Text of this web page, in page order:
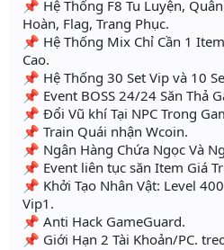
📌 Hệ Thống F8 Tu Luyện,
Hoàn, Flag, Trang Phục.
📌 Hệ Thống Mix Chỉ Cần 1
Cao.
📌 Hệ Thống 30 Set Vip và 10
📌 Event BOSS 24/24 Săn Thả
📌 Đổi Vũ khí Tại NPC Trong
📌 Train Quái nhận Wcoin.
📌 Ngân Hàng Chứa Ngọc Và
📌 Event liên tục săn Item Giá
📌 Khởi Tạo Nhân Vật: Level
Vip1.
📌 Anti Hack GameGuard.
📌 Giới Hạn 2 Tài Khoản/PC.